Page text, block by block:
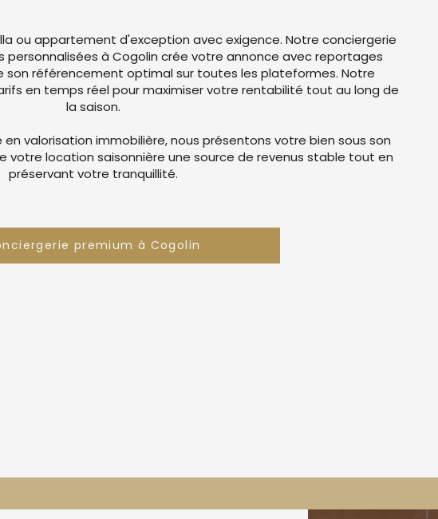
ou appartement d'exception avec exigence. Notre conciergerie
à Cogolin crée votre annonce avec reportages
son référencement optimal sur toutes les plateformes. Notre
en temps réel pour maximiser votre rentabilité tout au long de
la saison.
valorisation immobilière, nous présentons votre bien sous son
votre location saisonnière une source de revenus stable tout en
préservant votre tranquillité.
premium à Cogolin